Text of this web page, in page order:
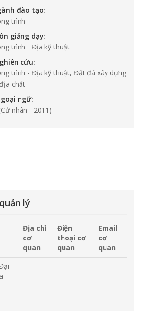
đào tạo:
trình
giảng dạy:
trình - Địa kỹ thuật
cứu:
trình - Địa kỹ thuật, Đất đá xây dựng
chất
ngữ:
(Cử nhân - 2011)
lý
Địa chỉ
cơ
quan
Điện
thoại cơ
quan
Email
cơ
quan